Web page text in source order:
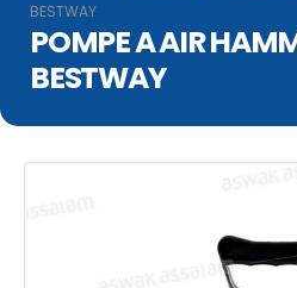
BESTWAY
POMPE A AIR
BESTWAY